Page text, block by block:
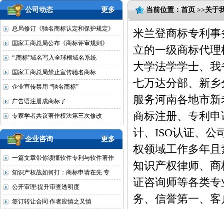
公司动态 更多
总局修订《驰名商标认定和保护规定》
国家工商总局公布《商标评审规则》
“.商标”域名写入全球根域名系统
国家工商总局禁止宣传驰名商标
企业宣传禁用 “驰名商标”
广告语注册成商标了
专家学者共议著作权法第三次修改
企业咨询 更多
一篇文章带你读懂软件专利与软件著作
知识产权战如何打：商标申请在先 专
公开审理:提升审查透明度
签订转让合同 作者应慎之又慎
当前位置：首页 >>关于
米兰登商标专利
立的一级商标代
大学法学学士、
七万达分部、新
服务河南各地市
商标注册、专利
计、ISO认证、公
权领域工作多年
知识产权律师、
证咨询师等各类
务、信誉第一、